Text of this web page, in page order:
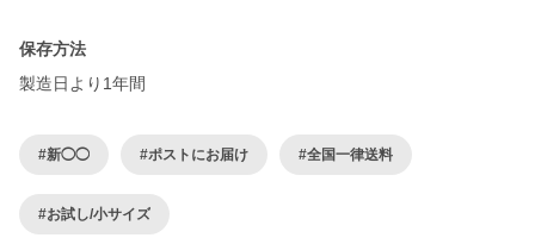
保存方法
製造日より1年間
#新◯◯ #ポストにお届け #全国一律送料
#お試し/小サイズ